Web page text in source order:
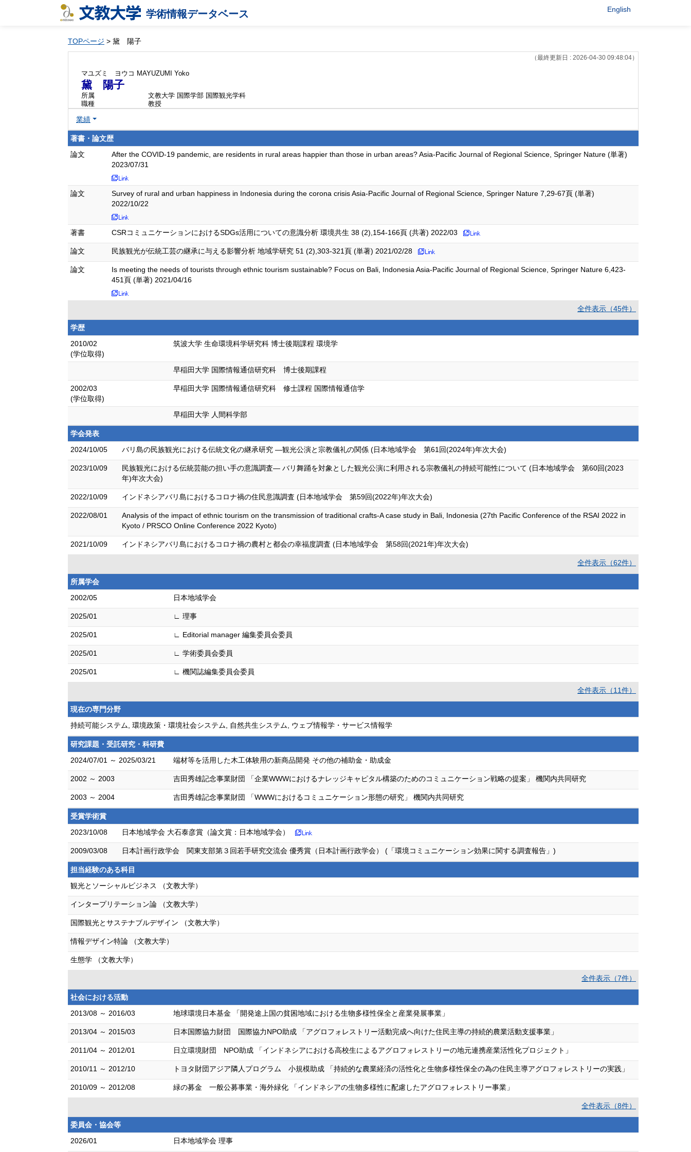
学術情報データベース English
TOPページ > 黛 陽子
（最終更新日 : 2026-04-30 09:48:04）
マユズミ ヨウコ MAYUZUMI Yoko
黛 陽子
所属
文教大学 国際学部 国際観光学科
職種
教授
業績
著書・論文歴
論文
After the COVID-19 pandemic, are residents in rural areas happier than those in urban areas? Asia-Pacific Journal of Regional Science, Springer Nature (単著)
2023/07/31
論文
Survey of rural and urban happiness in Indonesia during the corona crisis Asia-Pacific Journal of Regional Science, Springer Nature 7,29-67頁 (単著)
2022/10/22
著書 CSRコミュニケーションにおけるSDGs活用についての意識分析 環境共生 38 (2),154-166頁 (共著) 2022/03
論文 民族観光が伝統工芸の継承に与える影響分析 地域学研究 51 (2),303-321頁 (単著) 2021/02/28
論文
Is meeting the needs of tourists through ethnic tourism sustainable? Focus on Bali, Indonesia Asia-Pacific Journal of Regional Science, Springer Nature 6,423-
451頁 (単著) 2021/04/16
全件表示（45件）
学歴
2010/02
(学位取得)
筑波大学 生命環境科学研究科 博士後期課程 環境学
早稲田大学 国際情報通信研究科 博士後期課程
2002/03
(学位取得)
早稲田大学 国際情報通信研究科 修士課程 国際情報通信学
早稲田大学 人間科学部
学会発表
2024/10/05
バリ島の⺠族観光における伝統文化の継承研究 ―観光公演と宗教儀礼の関係 (日本地域学会 第61回(2024年)年次大会)
2023/10/09
⺠族観光における伝統芸能の担い手の意識調査― バリ舞踊を対象とした観光公演に利用される宗教儀礼の持続可能性について (日本地域学会 第60回(2023
年)年次大会)
2022/10/09 インドネシアバリ島におけるコロナ禍の住民意識調査 (日本地域学会 第59回(2022年)年次大会)
2022/08/01
Analysis of the impact of ethnic tourism on the transmission of traditional crafts-A case study in Bali, Indonesia (27th Pacific Conference of the RSAI 2022 in
Kyoto / PRSCO Online Conference 2022 Kyoto)
2021/10/09 インドネシアバリ島におけるコロナ禍の農村と都会の幸福度調査 (日本地域学会 第58回(2021年)年次大会)
全件表示（62件）
所属学会
2002/05
日本地域学会
2025/01 ∟ 理事
2025/01 ∟ Editorial manager 編集委員会委員
2025/01 ∟ 学術委員会委員
2025/01 ∟ 機関誌編集委員会委員
全件表示（11件）
現在の専門分野
持続可能システム, 環境政策・環境社会システム, 自然共生システム, ウェブ情報学・サービス情報学
研究課題・受託研究・科研費
2024/07/01 ～ 2025/03/21
端材等を活用した木工体験用の新商品開発 その他の補助金・助成金
2002 ～ 2003 吉田秀雄記念事業財団 「企業WWWにおけるナレッジキャピタル構築のためのコミュニケーション戦略の提案」 機関内共同研究
2003 ～ 2004 吉田秀雄記念事業財団 「WWWにおけるコミュニケーション形態の研究」 機関内共同研究
受賞学術賞
2023/10/08
日本地域学会 大石泰彦賞（論文賞：日本地域学会）
2009/03/08 日本計画行政学会 関東支部第３回若手研究交流会 優秀賞（日本計画行政学会） (「環境コミュニケーション効果に関する調査報告」)
担当経験のある科目
観光とソーシャルビジネス （文教大学）
インタープリテーション論 （文教大学）
国際観光とサステナブルデザイン （文教大学）
情報デザイン特論 （文教大学）
生態学 （文教大学）
全件表示（7件）
社会における活動
2013/08 ～ 2016/03
地球環境日本基金 「開発途上国の貧困地域における生物多様性保全と産業発展事業」
2013/04 ～ 2015/03 日本国際協力財団 国際協力NPO助成 「アグロフォレストリー活動完成へ向けた住民主導の持続的農業活動支援事業」
2011/04 ～ 2012/01 日立環境財団 NPO助成 「インドネシアにおける高校生によるアグロフォレストリーの地元連携産業活性化プロジェクト」
2010/11 ～ 2012/10 トヨタ財団アジア隣人プログラム 小規模助成 「持続的な農業経済の活性化と生物多様性保全の為の住民主導アグロフォレストリーの実践」
2010/09 ～ 2012/08 緑の募金 一般公募事業・海外緑化 「インドネシアの生物多様性に配慮したアグロフォレストリー事業」
全件表示（8件）
委員会・協会等
2026/01
日本地域学会 理事